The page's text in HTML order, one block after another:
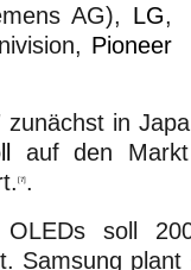
AG), LG,
Pioneer
in
auf den
[7].
OLEDs soll
Samsung